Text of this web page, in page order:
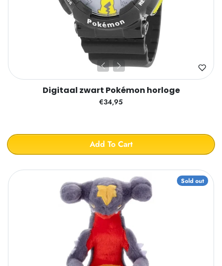
Digitaal zwart Pokémon horloge
€34,95
Add To Cart
Sold out